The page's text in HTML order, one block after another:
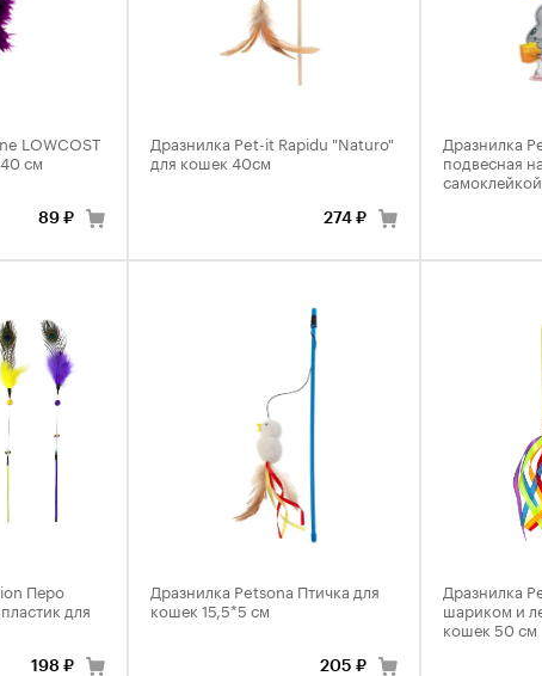
LOWCOST
см
89 ₽
Дразнилка Pet-it Rapidu "Naturo"
для кошек 40см
274 ₽
Дразнилка
подвесная
Перо
для
198 ₽
Дразнилка Petsona Птичка для
кошек 15,5*5 см
205 ₽
Дразнилка
шариком и
кошек 50 см